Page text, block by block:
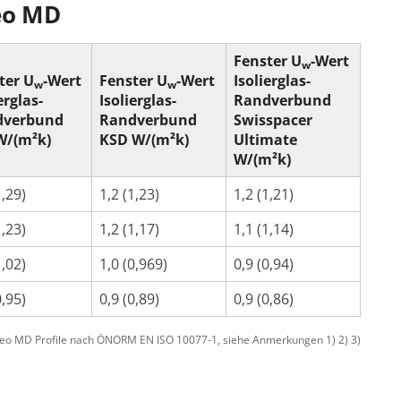
VEKA Fenster Sprossenfenster
Balkontür mit Rollladen Balkontür zweiflügelig
Farben
Haustür mit Seitenteil Haustür mit Oberlicht
Gelenkarmmarkise Rolladen nachrüsten
Kosten Zaun Farben Zäune Kosten
Preise Garagentor Farben
Carport Kosten Carport oder Garage
Carport aufbauen
MD
Uw-Wert
(m²k)
Fenster Uw-Wert
Isolierglas-
Randverbund
KSD W/(m²k)
Fenster Uw-Wert
Isolierglas-
Randverbund
Swisspacer
Ultimate
W/(m²k)
1,2 (1,23)
1,2 (1,21)
1,2 (1,17)
1,1 (1,14)
1,0 (0,969)
0,9 (0,94)
0,9 (0,89) 0,9 (0,86)
MD Profile nach ÖNORM EN ISO 10077-1, siehe Anmerkungen 1) 2) 3)